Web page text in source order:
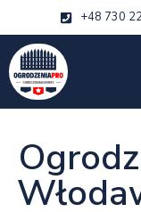
+48 730